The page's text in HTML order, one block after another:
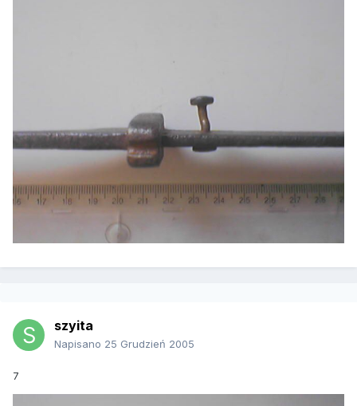
szyita
Napisano 25 Grudzień 2005
7